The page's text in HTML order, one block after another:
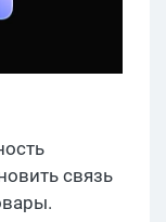
связь